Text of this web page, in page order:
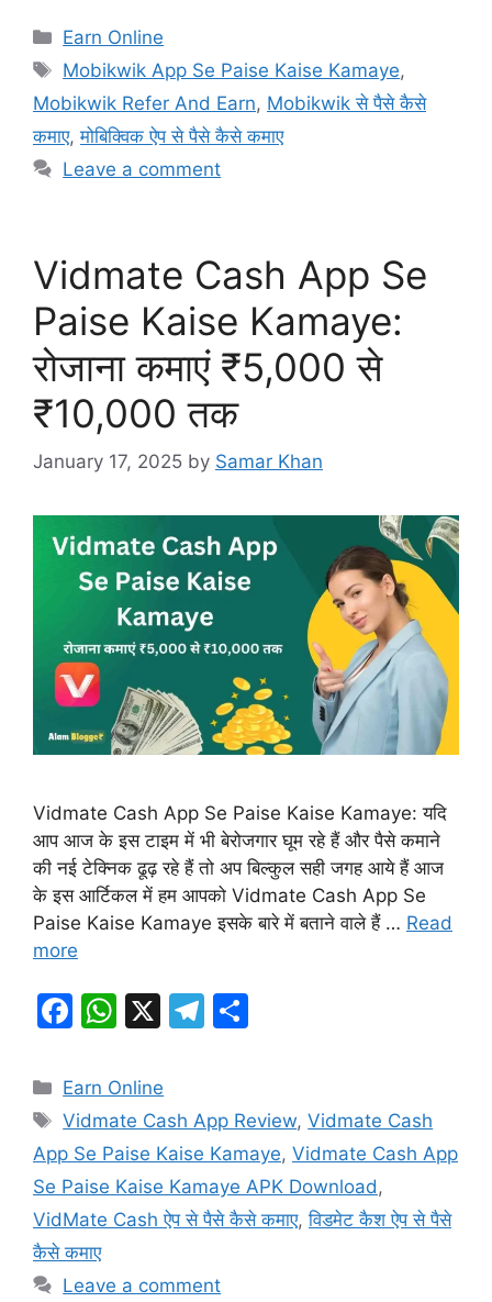
c
e
b
o
o
at
s
A
p
p
gr
a
m
e
Categories
Earn Online
Tags
Mobikwik App Se Paise Kaise Kamaye,
Mobikwik Refer And Earn, Mobikwik से पैसे कैसे
कमाए,मोबिक्विक ऐप से पैसे कैसे कमाए
Leave a comment
Vidmate Cash App Se
Paise Kaise Kamaye:
रोजाना कमाएं ₹5,000 से
₹10,000 तक
January 17, 2025 by Samar Khan
Vidmate Cash App Se Paise Kaise Kamaye: यदि
आप आज के इस टाइम में भी बेरोजगार घूम रहे हैं और पैसे कमाने
की नई टेक्निक ढूढ़ रहे हैं तो अप बिल्कुल सही जगह आये हैं आज
के इस आर्टिकल में हम आपको Vidmate Cash App Se
Paise Kaise Kamaye इसके बारे में बताने वाले हैं … Read
more
F
c
e
b
o
o
k
W
at
s
A
p
p
X
T
gr
a
m
e
Categories
Earn Online
Tags
Vidmate Cash App Review,Vidmate Cash
App Se Paise Kaise Kamaye, Vidmate Cash App
Se Paise Kaise Kamaye APK Download ,
VidMate Cash ऐप से पैसे कैसे कमाए,विडमेट कैश ऐप से पैसे
कैसे कमाए
Leave a comment